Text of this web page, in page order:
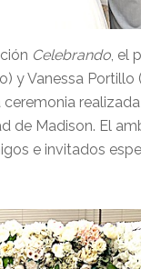
Celebrando , el
y Vanessa
de Madison. El
e invitados